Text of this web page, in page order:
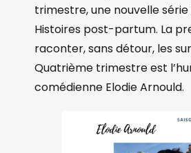
trimestre, une nouvelle
Histoires post-partum. La
raconter, sans détour, les
Quatrième trimestre est
comédienne Elodie Arnould.